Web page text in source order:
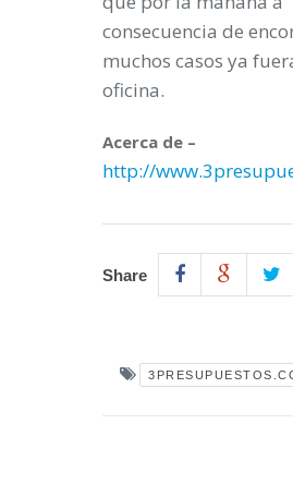
consecuencia de
muchos casos ya
oficina.
Acerca de –
http://
Share